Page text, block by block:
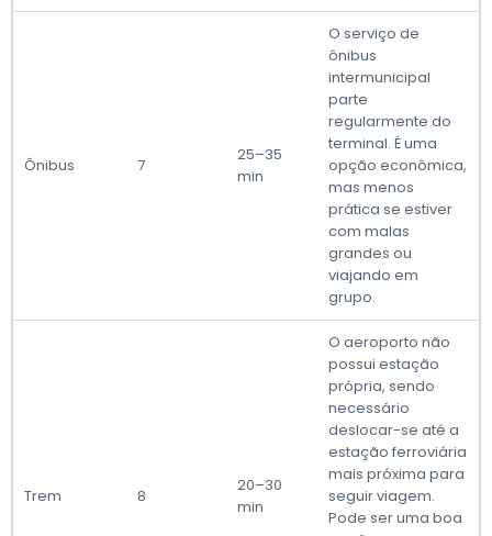
Ônibus 7
25–35
min
O serviço de
ônibus
intermunicipal
parte
regularmente do
terminal. É uma
opção econômica,
mas menos
prática se estiver
com malas
grandes ou
viajando em
grupo.
Trem 8
20–30
min
O aeroporto não
possui estação
própria, sendo
necessário
deslocar-se até a
estação ferroviária
mais próxima para
seguir viagem.
Pode ser uma boa